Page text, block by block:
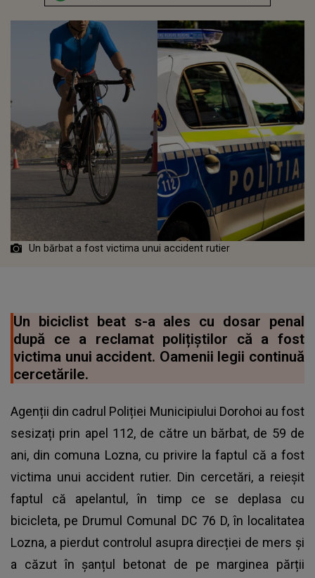
Un bărbat a fost victima unui accident rutier
Un biciclist beat s-a ales cu dosar penal
după ce a reclamat polițiștilor că a fost
victima unui accident. Oamenii legii continuă
cercetările.
Agenții din cadrul Poliției Municipiului Dorohoi au fost
sesizați prin apel 112, de către un bărbat, de 59 de
ani, din comuna Lozna, cu privire la faptul că a fost
victima unui accident rutier. Din cercetări, a reieșit
faptul că apelantul, în timp ce se deplasa cu
bicicleta, pe Drumul Comunal DC 76 D, în localitatea
Lozna, a pierdut controlul asupra direcției de mers și
a căzut în șanțul betonat de pe marginea părții